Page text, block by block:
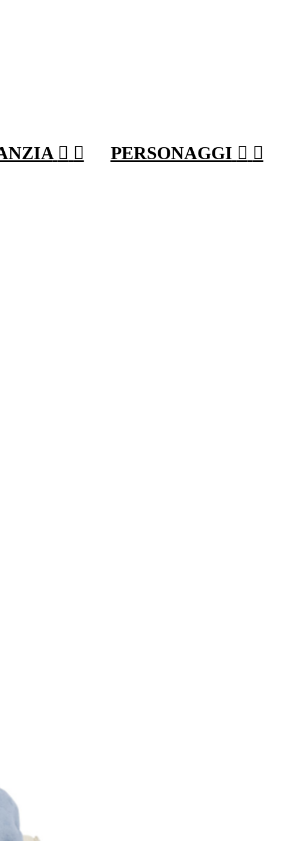
  PERSONAGGI  